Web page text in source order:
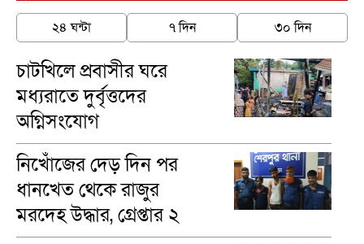
২৪ ঘন্টা ৭ দিন ৩০ দিন
চাটখিলে প্রবাসীর ঘরে
মধ্যরাতে দুর্বৃত্তদের
অগ্নিসংযোগ
নিখোঁজের দেড় দিন পর
ধানখেত থেকে রাজুর
মরদেহ উদ্ধার, গ্রেপ্তার ২